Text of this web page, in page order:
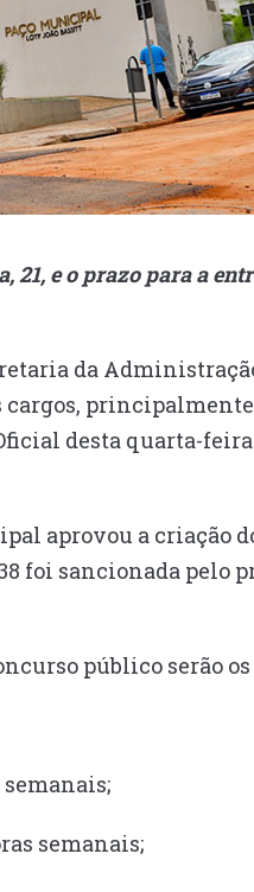
e o prazo para a
da
cargos,
desta quarta-feira
aprovou a criação
foi sancionada pelo
público serão
semanais;